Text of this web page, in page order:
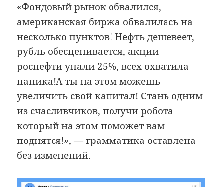
«Фондовый рынок обвалился,
американская биржа обвалилась на
несколько пунктов! Нефть дешевеет,
рубль обесценивается, акции
роснефти упали 25%, всех охватила
паника!А ты на этом можешь
увеличить свой капитал! Стань одним
из счасливчиков, получи робота
который на этом поможет вам
поднятся!», — грамматика оставлена
без изменений.